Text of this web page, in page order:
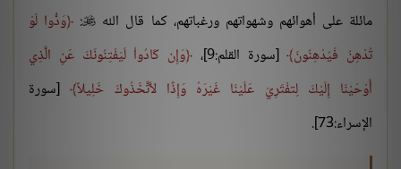
مائلة على أهوائهم وشهواتهم ورغباتهم، كما قال الله 
: وَدُّوا لَوْ
تُدْهِنُ فَيُدْهِنُونَ [سورة القلم:9]،
وَإِن كَادُواْ لَيَفْتِنُونَكَ عَنِ الَّذِي
أَوْحَيْنَا إِلَيْكَ لِتفْتَرِيَ عَلَيْنَا غَيْرَهُ وَإِذًا لاَّتَّخَذُوكَ خَلِيلاً [سورة
الإسراء:73].